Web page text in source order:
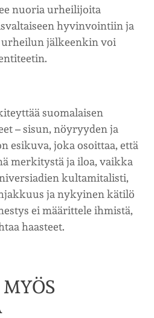
nuoria urheilijoita
hyvinvointiin ja
urheilun jälkeenkin voi
suomalaisen
– sisun, nöyryyden ja
esikuva, joka osoittaa, että
merkitystä ja iloa, vaikka
kultamitalisti,
ja nykyinen kätilö
ei määrittele ihmistä,
haasteet.